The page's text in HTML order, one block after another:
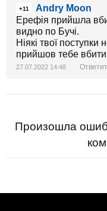
+11
Andry Moon
Ерефія прийшла
видно по Бучі.
Ніякі твої поступки
прийшов тебе
27.07.2022 14:48
Произошла